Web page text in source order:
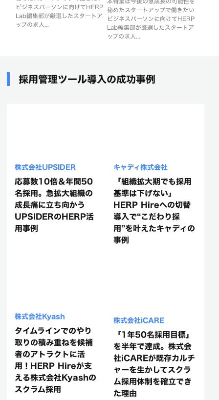
ビジネスパーソンに向けてHERP
Lab編集部が厳選したスタートア
ップの求人...
秘めたスタートアップで働きたい
ビジネスパーソンに向けてHERP
Lab編集部が厳選したスタートア
ップの求人...
採用管理ツール導入の成功事例
株式会社UPSIDER
応募数10倍＆年間50
名採用。急拡大組織の
成長痛に立ち向かう
UPSIDERのHERP活
用事例
キャディ株式会社
「組織拡大期でも採用
基準は下げない」
HERP Hireへの切替
導入で“こだわり採
用”を叶えたキャディの
事例
株式会社Kyash
タイムラインでのやり
取りの積み重ねを候補
者のアトラクトに活
用！HERP Hireが支
える株式会社Kyashの
スクラム採用
株式会社iCARE
「1年50名採用目標」
を半年で達成。株式会
社iCAREが既存カルチ
ャーを生かしてスクラ
ム採用体制を確立でき
た理由